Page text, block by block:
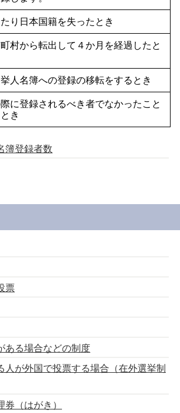
り日本国籍を失ったとき
村から転出して４か月を経過したと
人名簿への登録の移転をするとき
に登録されるべき者でなかったこと
き
簿登録者数
票
ある場合などの制度
人が外国で投票する場合（在外選挙制
（はがき）